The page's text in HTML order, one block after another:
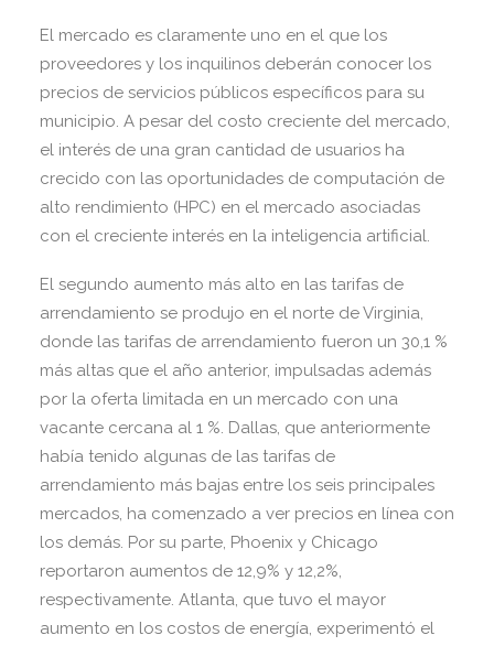
El mercado es claramente uno en el que los
proveedores y los inquilinos deberán conocer los
precios de servicios públicos específicos para su
municipio. A pesar del costo creciente del mercado,
el interés de una gran cantidad de usuarios ha
crecido con las oportunidades de computación de
alto rendimiento (HPC) en el mercado asociadas
con el creciente interés en la inteligencia artificial.
El segundo aumento más alto en las tarifas de
arrendamiento se produjo en el norte de Virginia,
donde las tarifas de arrendamiento fueron un 30,1 %
más altas que el año anterior, impulsadas además
por la oferta limitada en un mercado con una
vacante cercana al 1 %. Dallas, que anteriormente
había tenido algunas de las tarifas de
arrendamiento más bajas entre los seis principales
mercados, ha comenzado a ver precios en línea con
los demás. Por su parte, Phoenix y Chicago
reportaron aumentos de 12,9% y 12,2%,
respectivamente. Atlanta, que tuvo el mayor
aumento en los costos de energía, experimentó el